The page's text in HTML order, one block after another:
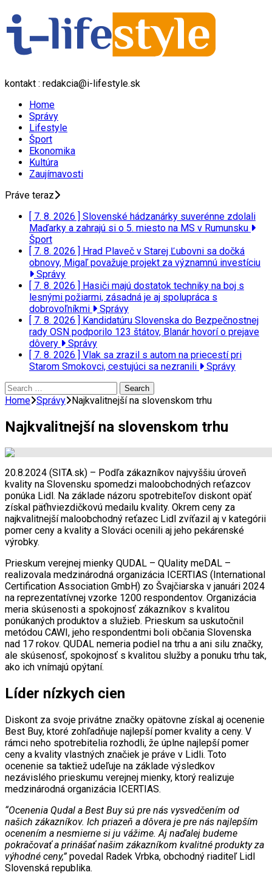
kontakt : redakcia@i-lifestyle.sk
Home
Správy
Lifestyle
Šport
Ekonomika
Kultúra
Zaujímavosti
Práve teraz
[ 7. 8. 2026 ] Slovenské hádzanárky suverénne zdolali
Maďarky a zahrajú si o 5. miesto na MS v Rumunsku
Šport
[ 7. 8. 2026 ] Hrad Plaveč v Starej Ľubovni sa dočká
obnovy, Migaľ považuje projekt za významnú investíciu
Správy
[ 7. 8. 2026 ] Hasiči majú dostatok techniky na boj s
lesnými požiarmi, zásadná je aj spolupráca s
dobrovoľníkmi
Správy
[ 7. 8. 2026 ] Kandidatúru Slovenska do Bezpečnostnej
rady OSN podporilo 123 štátov, Blanár hovorí o prejave
dôvery
Správy
[ 7. 8. 2026 ] Vlak sa zrazil s autom na priecestí pri
Starom Smokovci, cestujúci sa nezranili
Správy
Search
for:
Home Správy Najkvalitnejší na slovenskom trhu
Najkvalitnejší na slovenskom trhu
20.8.2024 (SITA.sk) – Podľa zákazníkov najvyššiu úroveň
kvality na Slovensku spomedzi maloobchodných reťazcov
ponúka Lidl. Na základe názoru spotrebiteľov diskont opäť
získal päťhviezdičkovú medailu kvality. Okrem ceny za
najkvalitnejší maloobchodný reťazec Lidl zvíťazil aj v kategórii
pomer ceny a kvality a Slováci ocenili aj jeho pekárenské
výrobky.
Prieskum verejnej mienky QUDAL – QUality meDAL –
realizovala medzinárodná organizácia ICERTIAS (International
Certification Association GmbH) zo Švajčiarska v januári 2024
na reprezentatívnej vzorke 1200 respondentov. Organizácia
meria skúsenosti a spokojnosť zákazníkov s kvalitou
ponúkaných produktov a služieb. Prieskum sa uskutočnil
metódou CAWI, jeho respondentmi boli občania Slovenska
nad 17 rokov. QUDAL nemeria podiel na trhu a ani silu značky,
ale skúsenosť, spokojnosť s kvalitou služby a ponuku trhu tak,
ako ich vnímajú opýtaní.
Líder nízkych cien
Diskont za svoje privátne značky opätovne získal aj ocenenie
Best Buy, ktoré zohľadňuje najlepší pomer kvality a ceny. V
rámci neho spotrebitelia rozhodli, že úplne najlepší pomer
ceny a kvality vlastných značiek je práve v Lidli. Toto
ocenenie sa taktiež udeľuje na základe výsledkov
nezávislého prieskumu verejnej mienky, ktorý realizuje
medzinárodná organizácia ICERTIAS.
“Ocenenia Qudal a Best Buy sú pre nás vysvedčením od
našich zákazníkov. Ich priazeň a dôvera je pre nás najlepším
ocenením a nesmierne si ju vážime. Aj naďalej budeme
pokračovať a prinášať našim zákazníkom kvalitné produkty za
výhodné ceny,”povedal Radek Vrbka, obchodný riaditeľ Lidl
Slovenská republika.